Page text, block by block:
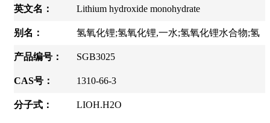
英文名： Lithium hydroxide monohydrate
别名： 氢氧化锂;氢氧化锂,一水;氢氧化锂水合物;氢
氧化锂单水合物;单水氢氧化锂;一水氢氧化锂;氢氧化锂一水
合物;一水合氢氧化锂;Fmoc-4-叔丁基-D-苯甘氨酸;氢氧化锂,
AR;氢氧化锂,CP;氢氧化锂单水合物, ACS级;氫氧化鋰;1水含
产品编号： SGB3025
CAS号： 1310-66-3
分子式： LIOH.H2O